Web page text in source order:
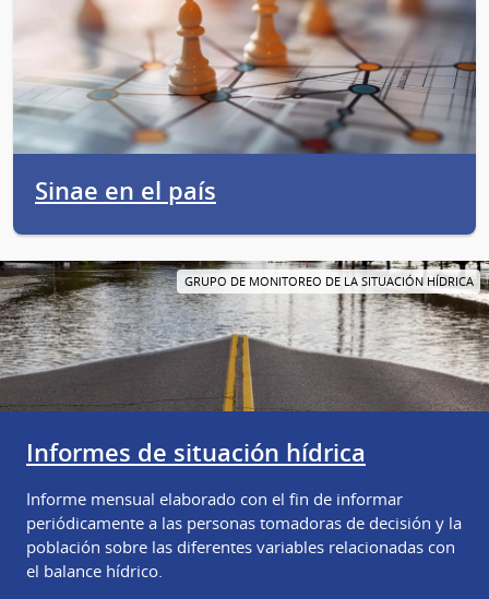
Sinae en el país
GRUPO DE MONITOREO DE LA SITUACIÓN HÍDRICA
Informes de situación hídrica
Informe mensual elaborado con el fin de informar
periódicamente a las personas tomadoras de decisión y la
población sobre las diferentes variables relacionadas con
el balance hídrico.